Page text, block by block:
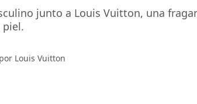
junto a Louis Vuitton, una
piel.
Louis Vuitton